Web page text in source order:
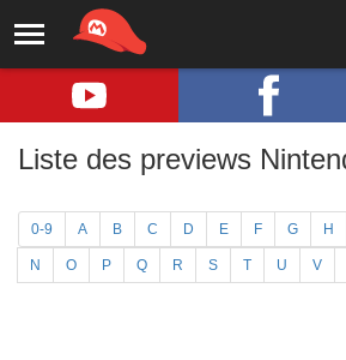
Liste des previews
0-9 A B C D E F G H
N O P Q R S T U V